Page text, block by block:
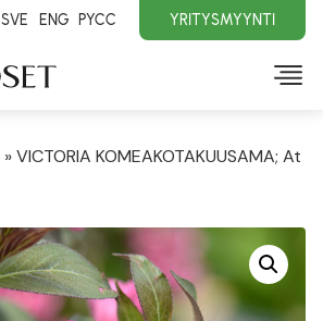
SVE ENG PYCC YRITYSMYYNTI
»VICTORIA KOMEAKOTAKUUSAMA; At